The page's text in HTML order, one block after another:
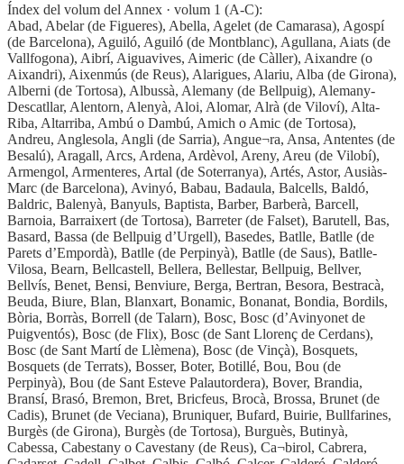
Índex del volum del Annex · volum 1 (A-C):
Abad, Abelar (de Figueres), Abella, Agelet (de Camarasa), Agospí
(de Barcelona), Aguiló, Aguiló (de Montblanc), Agullana, Aiats (de
Vallfogona), Aibrí, Aiguavives, Aimeric (de Càller), Aixandre (o
Aixandri), Aixenmús (de Reus), Alarigues, Alariu, Alba (de Girona),
Alberni (de Tortosa), Albussà, Alemany (de Bellpuig), Alemany-
Descatllar, Alentorn, Alenyà, Aloi, Alomar, Alrà (de Viloví), Alta-
Riba, Altarriba, Ambú o Dambú, Amich o Amic (de Tortosa),
Andreu, Anglesola, Angli (de Sarria), Angue¬ra, Ansa, Antentes (de
Besalú), Aragall, Arcs, Ardena, Ardèvol, Areny, Areu (de Vilobí),
Armengol, Armenteres, Artal (de Soterranya), Artés, Astor, Ausiàs-
Marc (de Barcelona), Avinyó, Babau, Badaula, Balcells, Baldó,
Baldric, Balenyà, Banyuls, Baptista, Barber, Barberà, Barcell,
Barnoia, Barraixert (de Tortosa), Barreter (de Falset), Barutell, Bas,
Basard, Bassa (de Bellpuig d’Urgell), Basedes, Batlle, Batlle (de
Parets d’Empordà), Batlle (de Perpinyà), Batlle (de Saus), Batlle-
Vilosa, Bearn, Bellcastell, Bellera, Bellestar, Bellpuig, Bellver,
Bellvís, Benet, Bensi, Benviure, Berga, Bertran, Besora, Bestracà,
Beuda, Biure, Blan, Blanxart, Bonamic, Bonanat, Bondia, Bordils,
Bòria, Borràs, Borrell (de Talarn), Bosc, Bosc (d’Avinyonet de
Puigventós), Bosc (de Flix), Bosc (de Sant Llorenç de Cerdans),
Bosc (de Sant Martí de Llèmena), Bosc (de Vinçà), Bosquets,
Bosquets (de Terrats), Bosser, Boter, Botillé, Bou, Bou (de
Perpinyà), Bou (de Sant Esteve Palautordera), Bover, Brandia,
Bransí, Brasó, Bremon, Bret, Bricfeus, Brocà, Brossa, Brunet (de
Cadis), Brunet (de Veciana), Bruniquer, Bufard, Buirie, Bullfarines,
Burgès (de Girona), Burgès (de Tortosa), Burguès, Butinyà,
Cabessa, Cabestany o Cavestany (de Reus), Ca¬birol, Cabrera,